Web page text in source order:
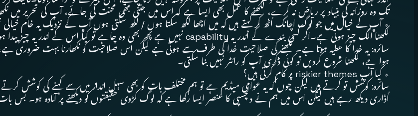
تک وہ روزانہ کی بنیاد پر ریاض نہ کرے، لکھنے کا عمل بھی ایسا ہے کہ اس میں جتنی بھی محنت کی جائے، آپ کی تحریر میں
٭ آپ کے خیال میں جو لوگ اچانک اُٹھ کر کہتے ہیں کہ میں اچھا لکھ سکتا ہوں / لکھ سکتی ہوں آپ کے نزدیک یہ خام
لکھنا الگ چیز ہوتی ہے۔اگر کسی بندے کے اندر یہ capability نہیں ہے پھر بھی وہ چاہے تو کیا اس کے اندر یہ چیز پیدا ہوسکتی ہے؟
سائرہ: یہ خدا کا عطیہ ہوتا ہے۔ لکھنے کی صلاحیت خدا کی طرف سے ہوتی ہے لیکن اس صلاحیت کو نکھارنا بہت ضروری
ہوا ہے، لکھنا شروع کردیں تو کوئی ڈگری آپ کو رائٹر نہیں بنا سکتی۔
٭ کیا آپ riskier themes پر کام کرتی ہیں؟
اُڈاری دیکھ رہے ہیں لیکن اس میں ہم نے دلچسپی کا عنصر ایسا رکھا ہے کہ لوگ کڑوی حقیقتوں کو دیکھنے پر آمادہ ہو۔ بس